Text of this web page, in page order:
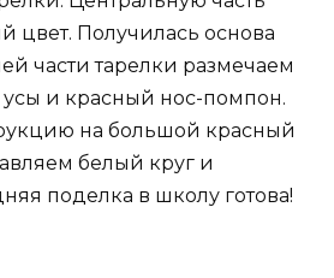
цвет. Получилась основа
части тарелки размечаем
усы и красный нос-помпон.
на большой красный
белый круг и
поделка в школу готова!